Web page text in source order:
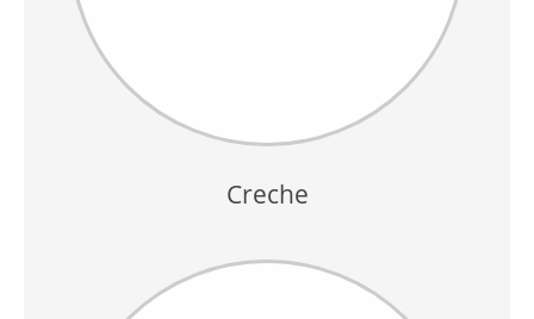
Creche